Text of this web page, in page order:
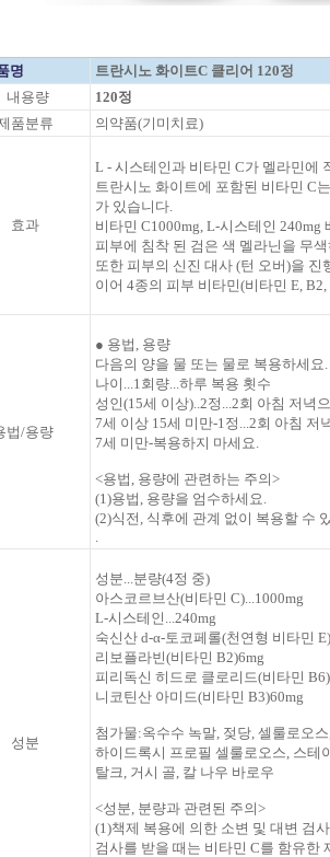
명
트란시노 화이트C 클리어 120정
내용량
120정
품분류
의약품(기미치료)
효과
L - 시스테인과 비타민 C가 멜라민에
트란시노 화이트에 포함된 비타민 C는
가 있습니다.
비타민 C1000mg L-시스테인 240mg
피부에 침착 된 검은 색 멜라닌 을 무색
또한 피부의 신진 대사 (턴 오버)을 진
이어 4종의 피부 비타민(비타민 E, B2
법/용량
● 용법 용량
다음의 양을 물 또는 물로 복용하세요.
나이
1회량... 하루 복용 횟수
성인(15세 이상).. 2정 2회 아침 저녁
7세 이상 15세 미만-1 정 2회 아침 저
7세 미만-복용하지 마세요.
<용법 용량에 관련하는 주의>
(1 )용법 용량을 엄수하세요.
(2)식전 식후에 관계 없이 복용할 수
성분
성분
분량(4정 중)
아스코르브산(비타민 C)... 1000mg
L-시스테인
240mg
숙신산 d-α-토코페롤(천연형 비타민 E)
리보플라빈(비타민 B2)6mg
피리독신 히드로 클로리드(비타민 B6)...
니코틴산 아미드(비타민 B3)60mg
첨가물:옥수수 녹말, 젖당, 셀룰로오스
하이드록시 프로필 셀룰로오스 , 스테
탈크, 거시 골 , 칼 나우 바로우
<성분, 분량과 관련된 주의>
(1 )책제 복용에 의한 소변 및 대변 검
검사를 받을 때는 비타민 C를 함유한